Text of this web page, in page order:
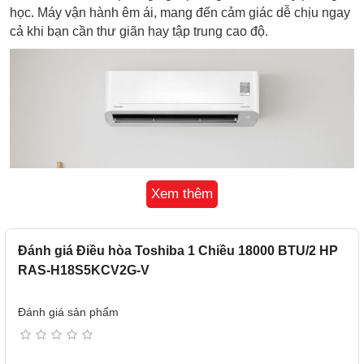
học. Máy vận hành êm ái, mang đến cảm giác dễ chịu ngay
cả khi bạn cần thư giãn hay tập trung cao độ.
Xem thêm
Đánh giá Điều hòa Toshiba 1 Chiều 18000 BTU/2 HP
RAS-H18S5KCV2G-V
Đánh giá sản phẩm